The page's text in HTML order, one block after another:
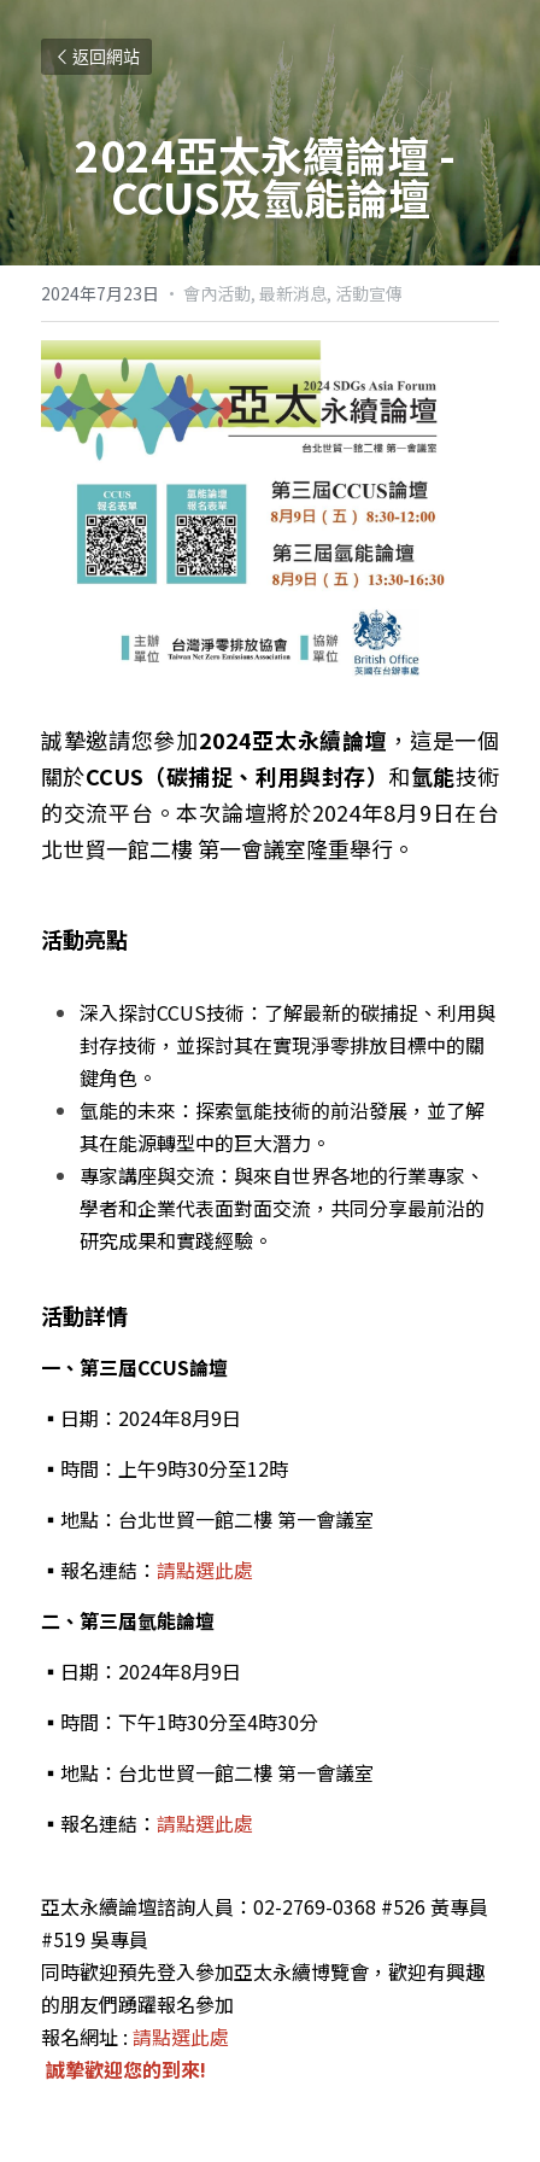
返回網站
2024亞太永續論壇 -
CCUS及氫能論壇
2024年7月23日 · 會內活動, 最新消息, 活動宣傳
誠摯邀請您參加2024亞太永續論壇 ，這是一個
關於CCUS（碳捕捉、利用與封存） 和氫能技術
的交流平台。本次論壇將於2024年8月9日在台
北世貿一館二樓 第一會議室隆重舉行。
活動亮點
深入探討CCUS技術：了解最新的碳捕捉、利用與
封存技術，並探討其在實現淨零排放目標中的關
鍵角色。
氫能的未來：探索氫能技術的前沿發展，並了解
其在能源轉型中的巨大潛力。
專家講座與交流：與來自世界各地的行業專家、
學者和企業代表面對面交流，共同分享最前沿的
研究成果和實踐經驗。
活動詳情
一、第三屆CCUS論壇
▪︎日期：2024年8月9日
▪︎時間：上午9時30分至12時
▪︎地點：台北世貿一館二樓 第一會議室
▪︎報名連結： 請點選此處
二、第三屆氫能論壇
▪︎日期：2024年8月9日
▪︎時間：下午1時30分至4時30分
▪︎地點：台北世貿一館二樓 第一會議室
▪︎報名連結： 請點選此處
亞太永續論壇諮詢人員：02-2769-0368 #526 黃專員
#519 吳專員
同時歡迎預先登入參加亞太永續博覽會，歡迎有興趣
的朋友們踴躍報名參加
報名網址 : 請點選此處
誠摯歡迎您的到來!